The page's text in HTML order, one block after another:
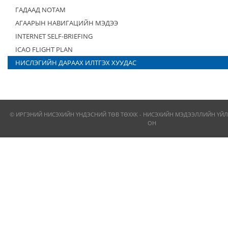
ГАДААД NOTAM
АГААРЫН НАВИГАЦИЙН МЭДЭЭ
INTERNET SELF-BRIEFING
ICAO FLIGHT PLAN
НИСЛЭГИЙН ДАРААХ ИЛТГЭХ ХУУДАС
© ИРГЭНИЙ НИСЭХИЙН ҮНДЭСНИЙ ТӨВ ТӨХХК - НИСЭХИЙН МЭДЭЭЛЛИЙН
ОН